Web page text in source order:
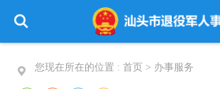
您现在所在的位置 : 首页 > 办事服务